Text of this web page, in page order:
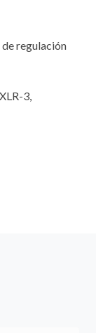
regulación
3,